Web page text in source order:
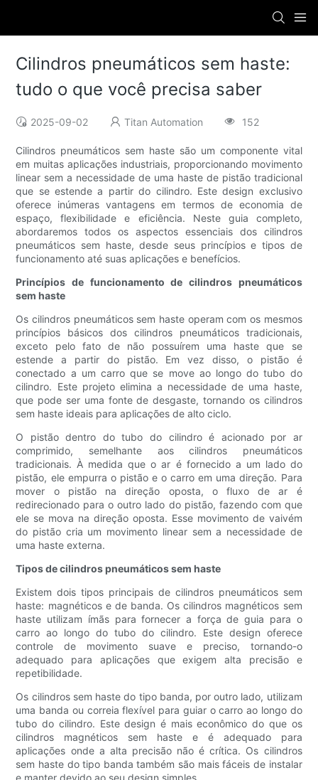
Cilindros pneumáticos sem haste:
tudo o que você precisa saber
2025-09-02 Titan Automation 152
Cilindros pneumáticos sem haste são um componente vital
em muitas aplicações industriais, proporcionando movimento
linear sem a necessidade de uma haste de pistão tradicional
que se estende a partir do cilindro. Este design exclusivo
oferece inúmeras vantagens em termos de economia de
espaço, flexibilidade e eficiência. Neste guia completo,
abordaremos todos os aspectos essenciais dos cilindros
pneumáticos sem haste, desde seus princípios e tipos de
funcionamento até suas aplicações e benefícios.
Princípios de funcionamento de cilindros pneumáticos
sem haste
Os cilindros pneumáticos sem haste operam com os mesmos
princípios básicos dos cilindros pneumáticos tradicionais,
exceto pelo fato de não possuírem uma haste que se
estende a partir do pistão. Em vez disso, o pistão é
conectado a um carro que se move ao longo do tubo do
cilindro. Este projeto elimina a necessidade de uma haste,
que pode ser uma fonte de desgaste, tornando os cilindros
sem haste ideais para aplicações de alto ciclo.
O pistão dentro do tubo do cilindro é acionado por ar
comprimido, semelhante aos cilindros pneumáticos
tradicionais. À medida que o ar é fornecido a um lado do
pistão, ele empurra o pistão e o carro em uma direção. Para
mover o pistão na direção oposta, o fluxo de ar é
redirecionado para o outro lado do pistão, fazendo com que
ele se mova na direção oposta. Esse movimento de vaivém
do pistão cria um movimento linear sem a necessidade de
uma haste externa.
Tipos de cilindros pneumáticos sem haste
Existem dois tipos principais de cilindros pneumáticos sem
haste: magnéticos e de banda. Os cilindros magnéticos sem
haste utilizam ímãs para fornecer a força de guia para o
carro ao longo do tubo do cilindro. Este design oferece
controle de movimento suave e preciso, tornando-o
adequado para aplicações que exigem alta precisão e
repetibilidade.
Os cilindros sem haste do tipo banda, por outro lado, utilizam
uma banda ou correia flexível para guiar o carro ao longo do
tubo do cilindro. Este design é mais econômico do que os
cilindros magnéticos sem haste e é adequado para
aplicações onde a alta precisão não é crítica. Os cilindros
sem haste do tipo banda também são mais fáceis de instalar